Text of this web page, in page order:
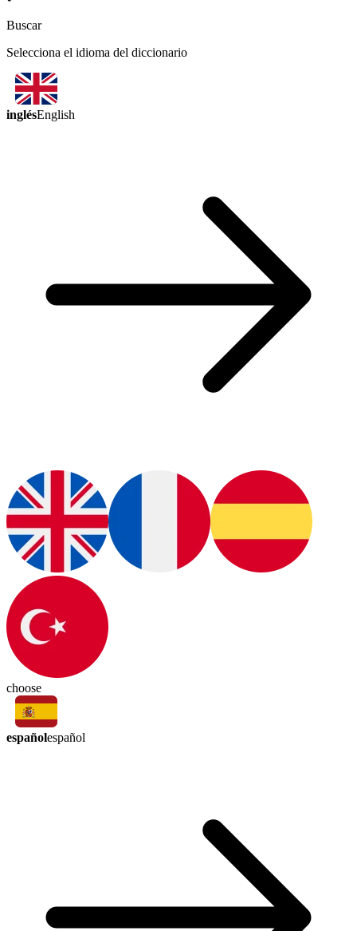
Buscar
Selecciona el idioma del diccionario
inglésEnglish
choose
españolespañol